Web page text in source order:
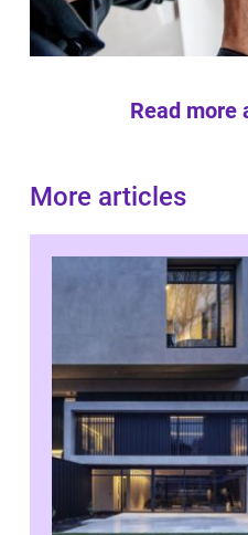
Read more
More articles